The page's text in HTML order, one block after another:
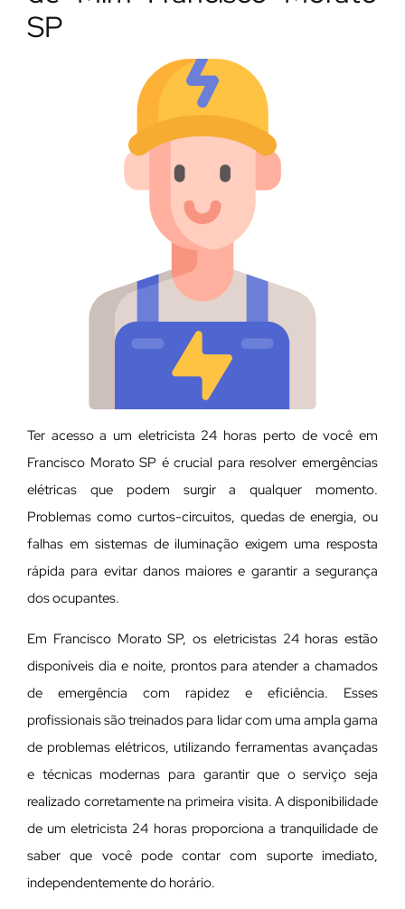
SP
Ter acesso a um eletricista 24 horas perto de você em
Francisco Morato SP é crucial para resolver emergências
elétricas que podem surgir a qualquer momento.
Problemas como curtos-circuitos, quedas de energia, ou
falhas em sistemas de iluminação exigem uma resposta
rápida para evitar danos maiores e garantir a segurança
dos ocupantes.
Em Francisco Morato SP, os eletricistas 24 horas estão
disponíveis dia e noite, prontos para atender a chamados
de emergência com rapidez e eficiência. Esses
profissionais são treinados para lidar com uma ampla gama
de problemas elétricos, utilizando ferramentas avançadas
e técnicas modernas para garantir que o serviço seja
realizado corretamente na primeira visita. A disponibilidade
de um eletricista 24 horas proporciona a tranquilidade de
saber que você pode contar com suporte imediato,
independentemente do horário.